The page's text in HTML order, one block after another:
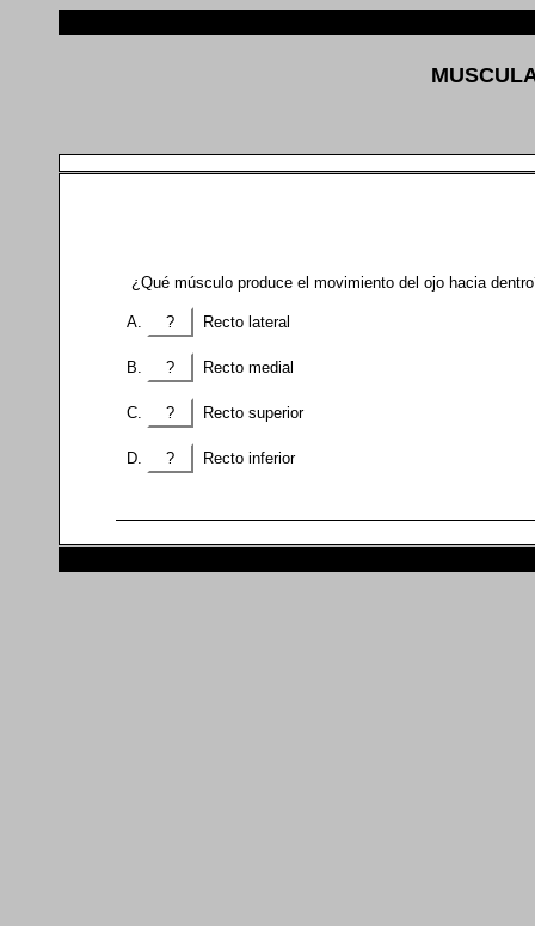
¿Qué músculo produce el movimiento del ojo hacia
? Recto lateral
? Recto medial
? Recto superior
? Recto inferior